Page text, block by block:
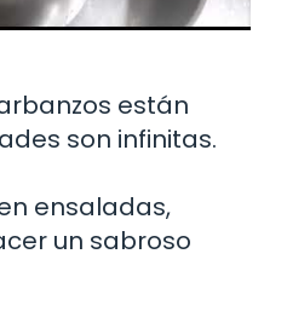
están
son infinitas.
ensaladas,
un sabroso